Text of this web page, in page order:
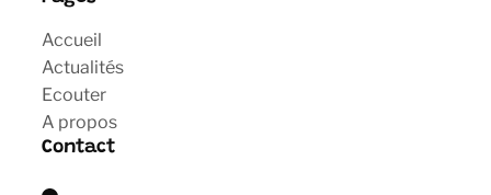
Accueil
Actualités
Ecouter
A propos
Contact